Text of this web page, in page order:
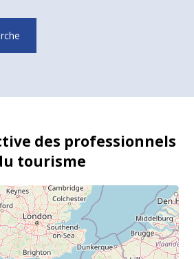
des professionnels
tourisme